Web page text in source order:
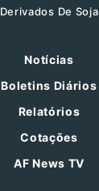
Derivados De Soja
Notícias
Boletins Diários
Relatórios
Cotações
AF News TV